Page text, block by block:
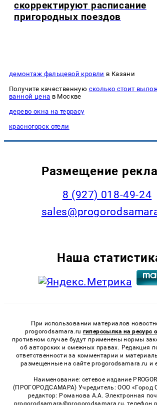
скорректируют расписание
пригородных поездов
демонтаж фальцевой кровли в Казани
Получите качественную сколько стоит
ванной цена в Москве
дерево окна на террасу
красногорск отели
Размещение
8 (927) 018-49-24
Наша
При использовании материалов
progorodsamara.ru гиперссылка на ресурс
противном случае будут применены нормы
об авторских и смежных правах. Редакция
ответственности за комментарии и
размещенные на сайте progorodsamara.ru и
Наименование: сетевое издание
(ПРОГОРОДСАМАРА) Учредитель: ООО «Город
редактор: Романова А.А. Электронная
progorodsamara@progorodsamara.ru, телефон